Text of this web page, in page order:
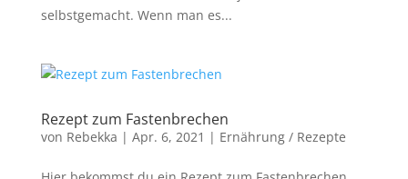
selbstgemacht. Wenn man es...
Rezept zum Fastenbrechen
von Rebekka | Apr. 6, 2021 | Ernährung / Rezepte